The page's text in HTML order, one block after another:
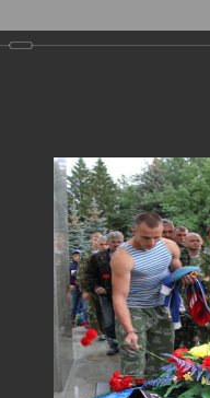
Карта города
информация
органы и
информация
Строительство